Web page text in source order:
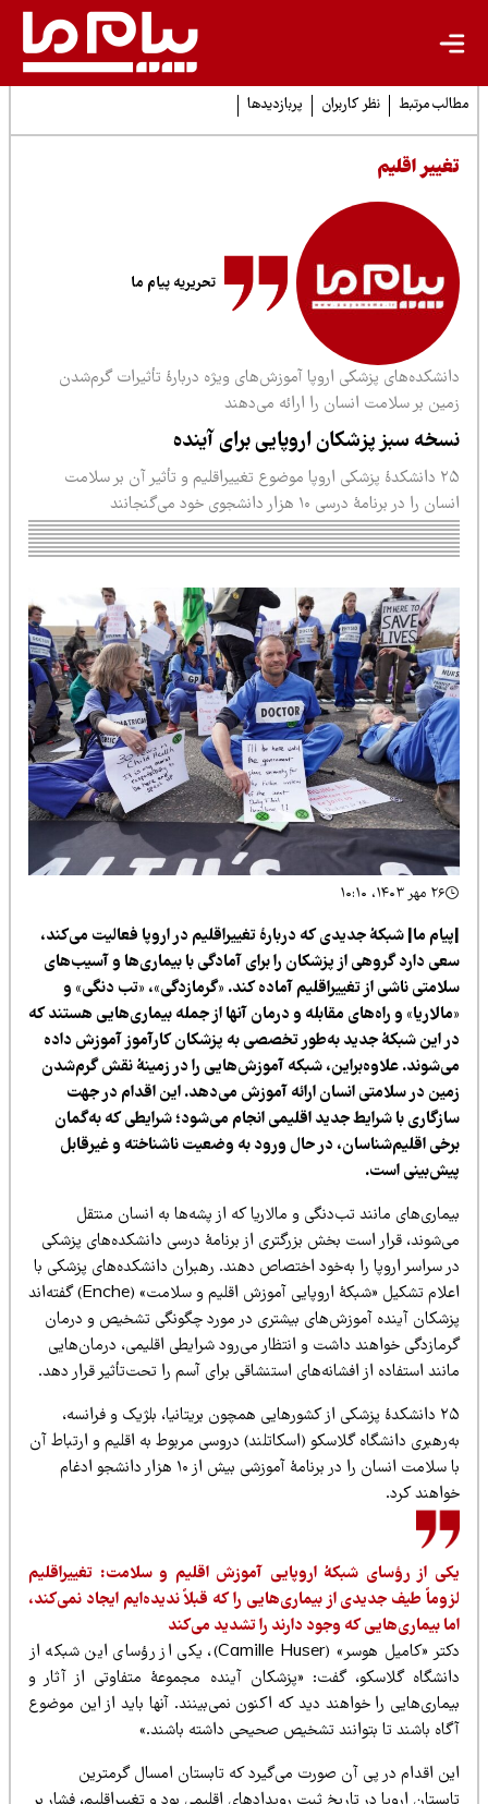
مرتبط نظر کاربران پربازدیدها
اقلیم
تحریریه پیام ما
پزشکی اروپا آموزش‌های ویژه دربارهٔ تأثیرات گرم‌شدن
بر سلامت انسان را ارائه می‌دهند
سبز پزشکان اروپایی برای آینده
۲۵ دانشکدهٔ پزشکی اروپا موضوع تغییراقلیم و تأثیر آن بر سلامت
را در برنامهٔ درسی ۱۰ هزار دانشجوی خود می‌گنجانند
ما| شبکهٔ جدیدی که دربارهٔ تغییراقلیم در اروپا فعالیت می‌کند،
دارد گروهی از پزشکان را برای آمادگی با بیماری‌ها و آسیب‌های
ناشی از تغییراقلیم آماده کند. «گرمازدگی»، «تب دنگی» و
و راه‌های مقابله و درمان آنها از جمله بیماری‌هایی هستند که
این شبکهٔ جدید به‌طور تخصصی به پزشکان کارآموز آموزش داده
علاوه‌براین، شبکه آموزش‌هایی را در زمینهٔ نقش گرم‌شدن
در سلامتی انسان ارائه آموزش می‌دهد. این اقدام در جهت
با شرایط جدید اقلیمی انجام می‌شود؛ شرایطی که به‌گمان
اقلیم‌شناسان، در حال ورود به وضعیت ناشناخته و غیرقابل
است.
مانند تب‌دنگی و مالاریا که از پشه‌ها به انسان منتقل
قرار است بخش بزرگتری از برنامهٔ درسی دانشکده‌های پزشکی
سراسر اروپا را به‌خود اختصاص دهند. رهبران دانشکده‌های پزشکی با
اعلام تشکیل «شبکهٔ اروپایی آموزش اقلیم و سلامت» (Enche) گفته‌اند
آینده آموزش‌های بیشتری در مورد چگونگی تشخیص و درمان
خواهند داشت و انتظار می‌رود شرایطی اقلیمی، درمان‌هایی
استفاده از افشانه‌های استنشاقی برای آسم را تحت‌تأثیر قرار دهد.
۲۵ دانشکدهٔ پزشکی از کشورهایی همچون بریتانیا، بلژیک و فرانسه،
دانشگاه گلاسکو (اسکاتلند) دروسی مربوط به اقلیم و ارتباط آن
با سلامت انسان را در برنامهٔ آموزشی بیش از ۱۰ هزار دانشجو ادغام
کرد.
از رؤسای شبکهٔ اروپایی آموزش اقلیم و سلامت: تغییراقلیم
طیف جدیدی از بیماری‌هایی را که قبلاً ندیده‌ایم ایجاد نمی‌کند،
بیماری‌هایی که وجود دارند را تشدید می‌کند
دکتر «کامیل هوسر» (Camille Huser)، یکی از رؤسای این شبکه از
گلاسکو، گفت: «پزشکان آینده مجموعهٔ متفاوتی از آثار و
را خواهند دید که اکنون نمی‌بینند. آنها باید از این موضوع
باشند تا بتوانند تشخیص صحیحی داشته باشند.»
اقدام در پی آن صورت می‌گیرد که تابستان امسال گرمترین